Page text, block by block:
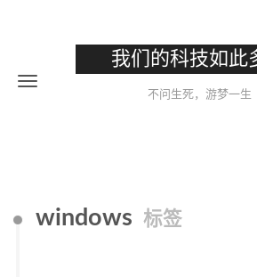
我们的科技如此
不问生死，游梦一生
windows 标签